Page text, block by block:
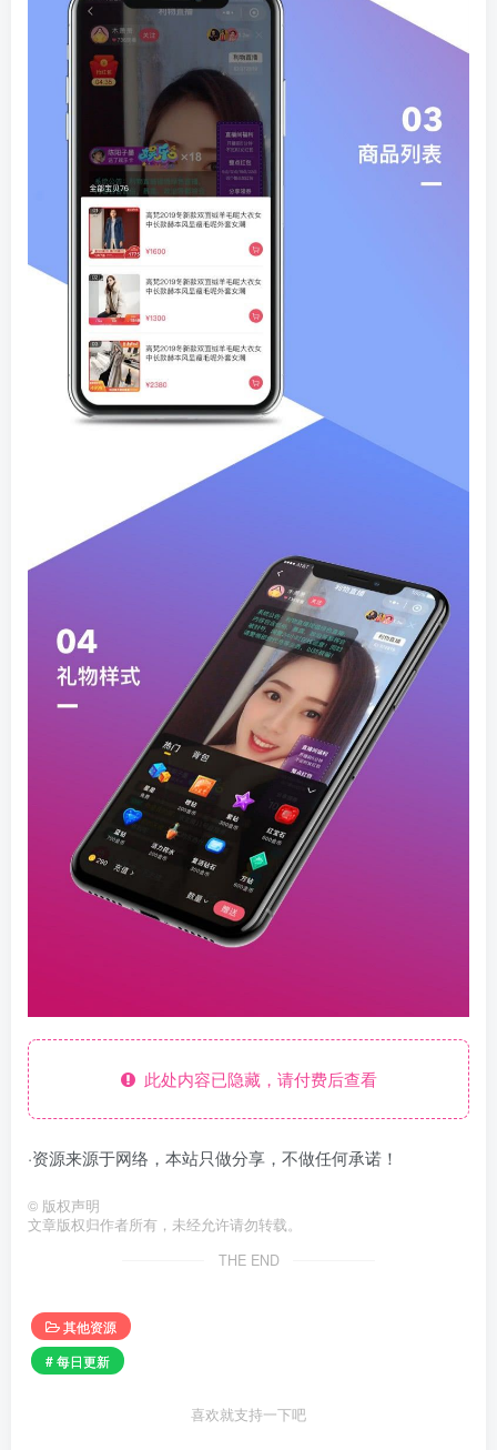
此处内容已隐藏，请付费后查看
·资源来源于网络，本站只做分享，不做任何承诺！
© 版权声明
文章版权归作者所有，未经允许请勿转载。
THE END
其他资源
# 每日更新
喜欢就支持一下吧